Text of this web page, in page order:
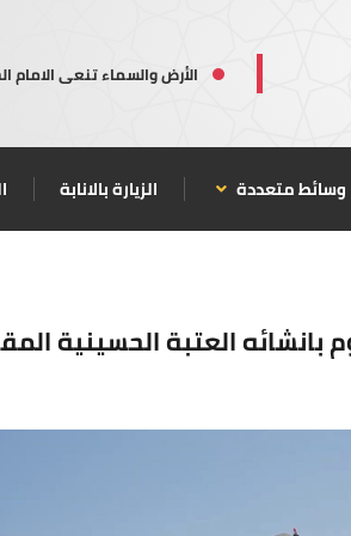
الأرض والسماء تنعى الامام
وسائط متعددة الزيارة بالانابة
العتبة الحسينية